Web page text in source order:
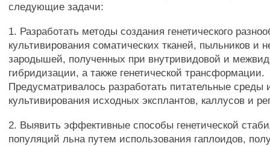
следующие задачи:
1. Разработать методы создания генетического
культивирования соматических тканей, пыльников и
зародышей, полученных при внутривидовой и
гибридизации, а также генетической трансформации.
Предусматривалось разработать питательные среды
культивирования исходных эксплантов, каллусов и
2. Выявить эффективные способы генетической
популяций льна путем использования гаплоидов,